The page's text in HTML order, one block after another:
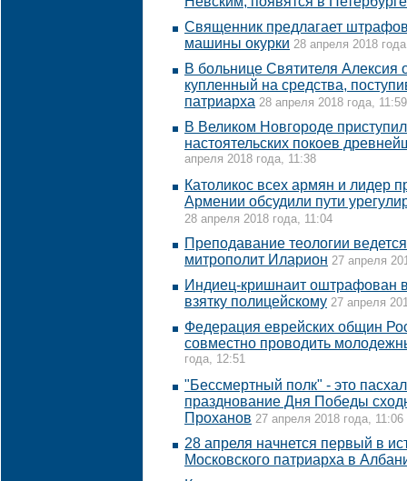
Священник предлагает
машины окурки 28 апреля 2018
В больнице Святителя
купленный на средства,
патриарха 28 апреля 2018 года, 11:59
В Великом Новгороде
настоятельских покоев
апреля 2018 года, 11:38
Католикос всех армян и лидер
Армении обсудили пути
28 апреля 2018 года, 11:04
Преподавание теологии
митрополит Иларион 27 апреля
Индиец-кришнаит оштрафован
взятку полицейскому 27 апреля
Федерация еврейских общин
совместно проводить
года, 12:51
"Бессмертный полк" - это
празднование Дня Победы
Проханов 27 апреля 2018 года, 11:06
28 апреля начнется первый в
Московского патриарха в